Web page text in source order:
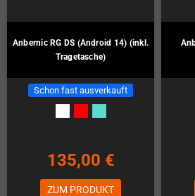
Anbernic RG DS (Android 14) (inkl.
Tragetasche)
Schon fast ausverkauft
135,00 €
ZUM PRODUKT